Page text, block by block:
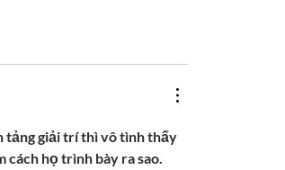
tảng giải trí thì vô tình thấy
họ trình bày ra sao.